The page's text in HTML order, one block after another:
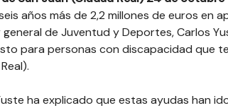
años más de 2,2 millones de euros en
de Juventud y Deportes, Carlos
para personas con discapacidad que
ha explicado que estas ayudas han